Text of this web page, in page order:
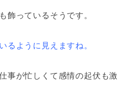
飾っているそうです。
るように見えますね。
事が忙しくて感情の起伏も激